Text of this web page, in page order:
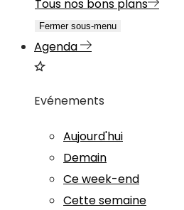
Tous nos bons plans
Fermer sous-menu
Agenda
Evénements
Aujourd'hui
Demain
Ce week-end
Cette semaine